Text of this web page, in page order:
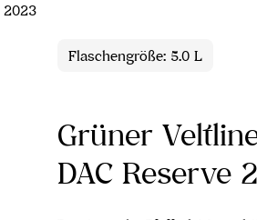
2023
Flaschengröße: 5.0 L
Grüner
DAC Reserve